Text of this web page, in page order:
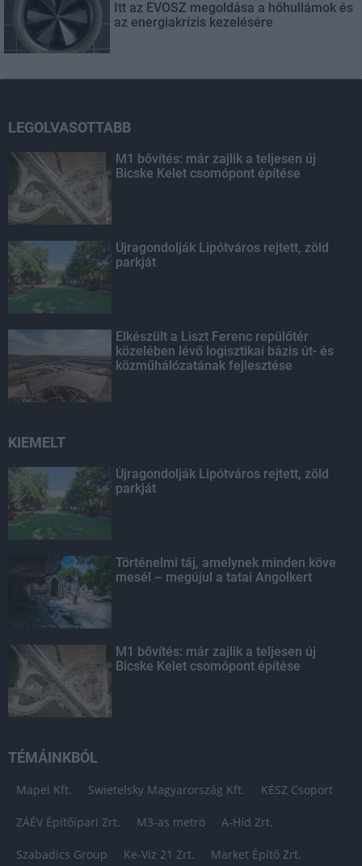
Itt az ÉVOSZ megoldása a hőhullámok és
az energiakrízis kezelésére
LEGOLVASOTTABB
M1 bővítés: már zajlik a teljesen új
Bicske Kelet csomópont építése
Újragondolják Lipótváros rejtett, zöld
parkját
Elkészült a Liszt Ferenc repülőtér
közelében lévő logisztikai bázis út- és
közműhálózatának fejlesztése
KIEMELT
Újragondolják Lipótváros rejtett, zöld
parkját
Történelmi táj, amelynek minden köve
mesél – megújul a tatai Angolkert
M1 bővítés: már zajlik a teljesen új
Bicske Kelet csomópont építése
TÉMÁINKBÓL
Mapei Kft. Swietelsky Magyarország Kft. KÉSZ Csoport
ZÁÉV Építőipari Zrt. M3-as metró A-Híd Zrt.
Szabadics Group Ke-Víz 21 Zrt. Market Építő Zrt.